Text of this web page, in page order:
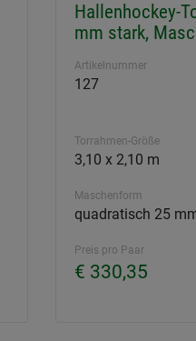
Hallenhockey-
mm stark,
Artikelnummer
127
Torrahmen-Größe
3,10 x 2,10 m
Maschenform
quadratisch 25
Preis pro Paar
€ 330,35